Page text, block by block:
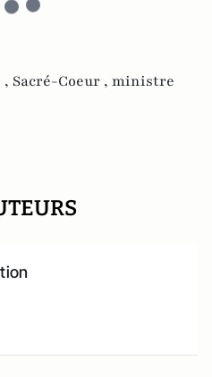
, Sacré-Coeur , ministre